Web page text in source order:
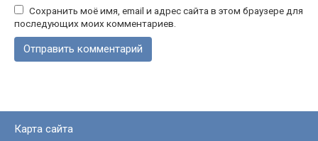
Сохранить моё имя, email и адрес сайта в этом браузере для
последующих моих комментариев.
Карта сайта